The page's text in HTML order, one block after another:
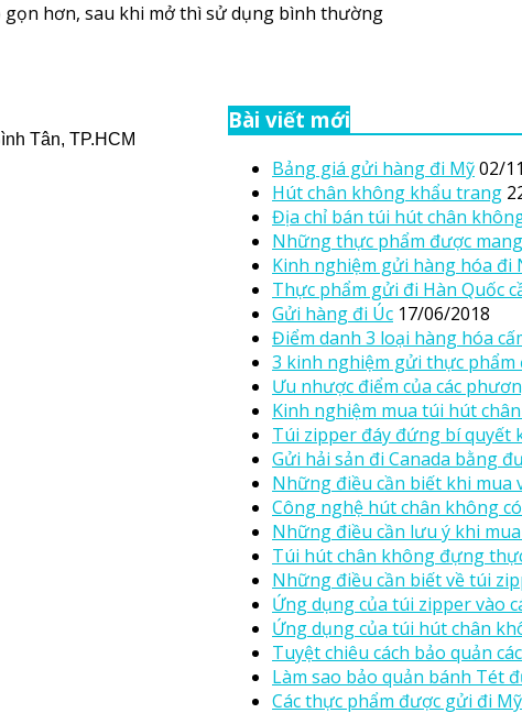
hơn, sau khi mở thì sử dụng bình thường
Bài viết mới
Bảng giá gửi hàng đi Mỹ02/
Hút chân không khẩu trang
Địa chỉ bán túi hút chân
Những thực phẩm được
Kinh nghiệm gửi hàng hóa đi
Thực phẩm gửi đi Hàn Quốc
Gửi hàng đi Úc 17/06/2018
Điểm danh 3 loại hàng hóa
3 kinh nghiệm gửi thực phẩm
Ưu nhược điểm của các
Kinh nghiệm mua túi hút
Túi zipper đáy đứng bí quyết
Gửi hải sản đi Canada bằng
Những điều cần biết khi mua
Công nghệ hút chân không
Những điều cần lưu ý khi
Túi hút chân không đựng
Những điều cần biết về túi
Ứng dụng của túi zipper vào
Ứng dụng của túi hút chân
Tuyệt chiêu cách bảo quản
Làm sao bảo quản bánh Tét
Các thực phẩm được gửi đi Mỹ
Tân, TP.HCM